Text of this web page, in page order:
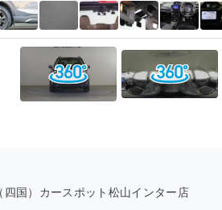
四国）カースポット松山インター店